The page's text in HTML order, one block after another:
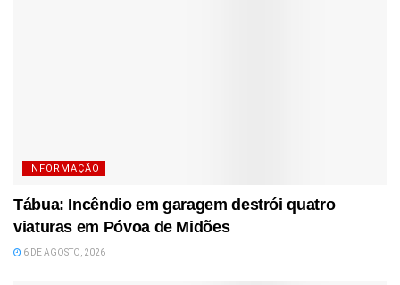
INFORMAÇÃO
Tábua: Incêndio em garagem destrói quatro
viaturas em Póvoa de Midões
6 DE AGOSTO, 2026